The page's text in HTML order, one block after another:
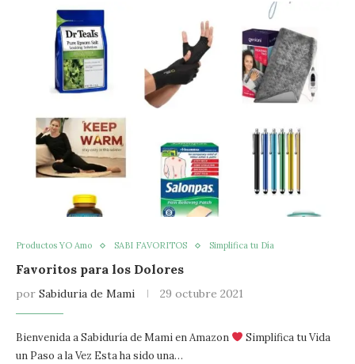
Productos YO Amo SABI FAVORITOS Simplifica tu Día
Favoritos para los Dolores
por Sabiduria de Mami 29 octubre 2021
Bienvenida a Sabiduría de Mami en Amazon
Simplifica tu Vida
un Paso a la Vez Esta ha sido una…